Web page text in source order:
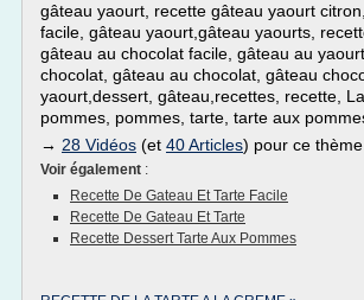
gâteau yaourt, recette gâteau yaourt
facile, gâteau yaourt,gâteau yaourts,
gâteau au chocolat facile, gâteau au
chocolat, gâteau au chocolat, gâteau
yaourt,dessert, gâteau,recettes, recette,
pommes, pommes, tarte, tarte aux
→ 28 Vidéos (et 40 Articles) pour ce thème
Voir également :
Recette De Gateau Et Tarte Facile
Recette De Gateau Et Tarte
Recette Dessert Tarte Aux Pommes